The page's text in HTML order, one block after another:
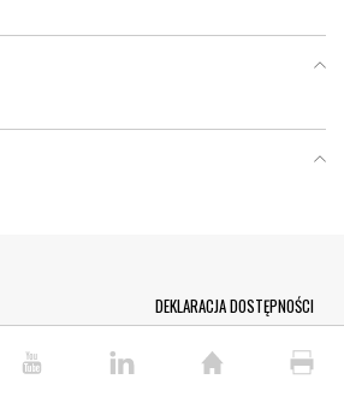
DEKLARACJA DOSTĘPNOŚCI